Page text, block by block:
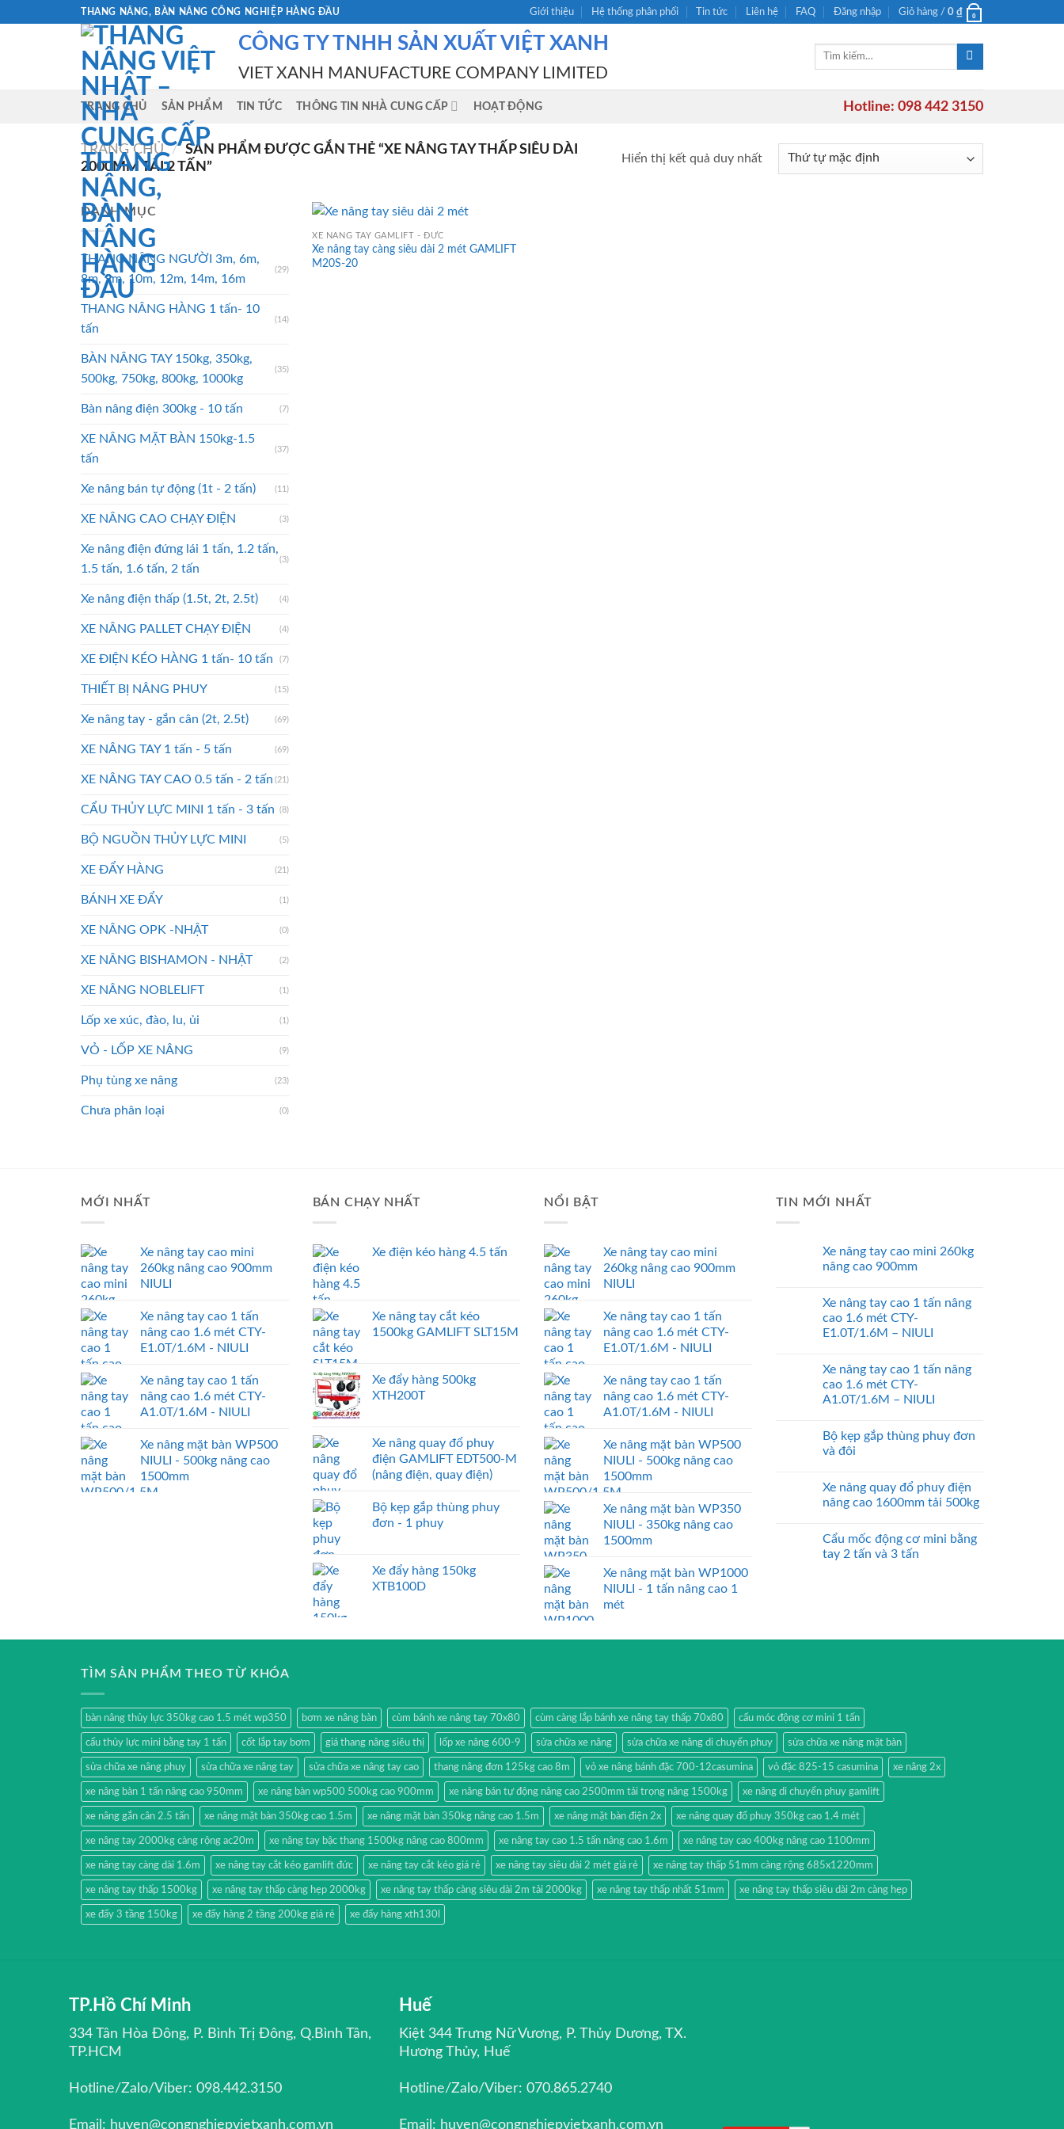
THANG NÂNG, BÀN NÂNG CÔNG NGHIỆP HÀNG ĐẦU Giới thiệu Hệ thống phân phối Tin tức Liên hệ FAQ Đăng nhập Giỏ hàng / 0 ₫ 0
CÔNG TY TNHH SẢN XUẤT VIỆT XANH
VIET XANH MANUFACTURE COMPANY LIMITED
Tìm
TRANG CHỦ SẢN PHẨM TIN TỨC THÔNG TIN NHÀ CUNG CẤP HOẠT ĐỘNG Hotline: 098 442 3150
TRANG CHỦ / SẢN PHẨM ĐƯỢC GẮN THẺ “XE NÂNG TAY THẤP SIÊU DÀI
2000MM TẢI 2 TẤN”
Hiển thị kết quả duy nhất
DANH MỤC
THANG NÂNG NGƯỜI 3m, 6m,
8m, 9m, 10m, 12m, 14m, 16m
(29)
THANG NÂNG HÀNG 1 tấn- 10
tấn
(14)
BÀN NÂNG TAY 150kg, 350kg,
500kg, 750kg, 800kg, 1000kg
(35)
Bàn nâng điện 300kg - 10 tấn (7)
XE NÂNG MẶT BÀN 150kg-1.5
tấn
(37)
Xe nâng bán tự động (1t - 2 tấn) (11)
XE NÂNG CAO CHẠY ĐIỆN (3)
Xe nâng điện đứng lái 1 tấn, 1.2 tấn,
1.5 tấn, 1.6 tấn, 2 tấn
(3)
Xe nâng điện thấp (1.5t, 2t, 2.5t) (4)
XE NÂNG PALLET CHẠY ĐIỆN (4)
XE ĐIỆN KÉO HÀNG 1 tấn- 10 tấn (7)
THIẾT BỊ NÂNG PHUY (15)
Xe nâng tay - gắn cân (2t, 2.5t) (69)
XE NÂNG TAY 1 tấn - 5 tấn (69)
XE NÂNG TAY CAO 0.5 tấn - 2 tấn (21)
CẨU THỦY LỰC MINI 1 tấn - 3 tấn (8)
BỘ NGUỒN THỦY LỰC MINI (5)
XE ĐẨY HÀNG (21)
BÁNH XE ĐẨY (1)
XE NÂNG OPK -NHẬT (0)
XE NÂNG BISHAMON - NHẬT (2)
XE NÂNG NOBLELIFT (1)
Lốp xe xúc, đào, lu, ủi (1)
VỎ - LỐP XE NÂNG (9)
Phụ tùng xe nâng (23)
Chưa phân loại (0)
XE NÂNG TAY GAMLIFT - ĐỨC
Xe nâng tay càng siêu dài 2 mét GAMLIFT
M20S-20
MỚI NHẤT
Xe nâng tay cao mini
260kg nâng cao 900mm
NIULI
Xe nâng tay cao 1 tấn
nâng cao 1.6 mét CTY-
E1.0T/1.6M - NIULI
Xe nâng tay cao 1 tấn
nâng cao 1.6 mét CTY-
A1.0T/1.6M - NIULI
Xe nâng mặt bàn WP500
NIULI - 500kg nâng cao
1500mm
BÁN CHẠY NHẤT
Xe điện kéo hàng 4.5 tấn
Xe nâng tay cắt kéo
1500kg GAMLIFT SLT15M
Xe đẩy hàng 500kg
XTH200T
Xe nâng quay đổ phuy
điện GAMLIFT EDT500-M
(nâng điện, quay điện)
Bộ kẹp gắp thùng phuy
đơn - 1 phuy
Xe đẩy hàng 150kg
XTB100D
NỔI BẬT
Xe nâng tay cao mini
260kg nâng cao 900mm
NIULI
Xe nâng tay cao 1 tấn
nâng cao 1.6 mét CTY-
E1.0T/1.6M - NIULI
Xe nâng tay cao 1 tấn
nâng cao 1.6 mét CTY-
A1.0T/1.6M - NIULI
Xe nâng mặt bàn WP500
NIULI - 500kg nâng cao
1500mm
Xe nâng mặt bàn WP350
NIULI - 350kg nâng cao
1500mm
Xe nâng mặt bàn WP1000
NIULI - 1 tấn nâng cao 1
mét
TIN MỚI NHẤT
Xe nâng tay cao mini 260kg
nâng cao 900mm
Xe nâng tay cao 1 tấn nâng
cao 1.6 mét CTY-
E1.0T/1.6M – NIULI
Xe nâng tay cao 1 tấn nâng
cao 1.6 mét CTY-
A1.0T/1.6M – NIULI
Bộ kẹp gắp thùng phuy đơn
và đôi
Xe nâng quay đổ phuy điện
nâng cao 1600mm tải 500kg
Cẩu mốc động cơ mini bằng
tay 2 tấn và 3 tấn
TÌM SẢN PHẨM THEO TỪ KHÓA
bàn nâng thủy lực 350kg cao 1.5 mét wp350 bơm xe nâng bàn cùm bánh xe nâng tay 70x80 cùm càng lắp bánh xe nâng tay thấp 70x80 cẩu móc động cơ mini 1 tấn
cẩu thủy lực mini bằng tay 1 tấn cốt lắp tay bơm giá thang nâng siêu thị lốp xe nâng 600-9 sửa chữa xe nâng sửa chữa xe nâng di chuyển phuy sửa chữa xe nâng mặt bàn
sửa chữa xe nâng phuy sửa chữa xe nâng tay sửa chữa xe nâng tay cao thang nâng đơn 125kg cao 8m vỏ xe nâng bánh đặc 700-12casumina vỏ đặc 825-15 casumina xe nâng 2x
xe nâng bàn 1 tấn nâng cao 950mm xe nâng bàn wp500 500kg cao 900mm xe nâng bán tự động nâng cao 2500mm tải trọng nâng 1500kg xe nâng di chuyển phuy gamlift
xe nâng gắn cân 2.5 tấn xe nâng mặt bàn 350kg cao 1.5m xe nâng mặt bàn 350kg nâng cao 1.5m xe nâng mặt bàn điện 2x xe nâng quay đổ phuy 350kg cao 1.4 mét
xe nâng tay 2000kg càng rộng ac20m xe nâng tay bậc thang 1500kg nâng cao 800mm xe nâng tay cao 1.5 tấn nâng cao 1.6m xe nâng tay cao 400kg nâng cao 1100mm
xe nâng tay càng dài 1.6m xe nâng tay cắt kéo gamlift đức xe nâng tay cắt kéo giá rẻ xe nâng tay siêu dài 2 mét giá rẻ xe nâng tay thấp 51mm càng rộng 685x1220mm
xe nâng tay thấp 1500kg xe nâng tay thấp càng hẹp 2000kg xe nâng tay thấp càng siêu dài 2m tải 2000kg xe nâng tay thấp nhất 51mm xe nâng tay thấp siêu dài 2m càng hẹp
xe đẩy 3 tầng 150kg xe đẩy hàng 2 tầng 200kg giá rẻ xe đẩy hàng xth130l
TP.Hồ Chí Minh
334 Tân Hòa Đông, P. Bình Trị Đông, Q.Bình Tân,
TP.HCM
Hotline/Zalo/Viber: 098.442.3150
Email: huyen@congnghiepvietxanh.com.vn
Huế
Kiệt 344 Trưng Nữ Vương, P. Thủy Dương, TX.
Hương Thủy, Huế
Hotline/Zalo/Viber: 070.865.2740
Email: huyen@congnghiepvietxanh.com.vn